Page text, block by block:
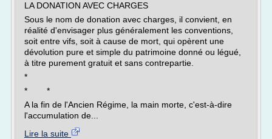
LA DONATION AVEC CHARGES
Sous le nom de donation avec charges, il convient, en
réalité d'envisager plus généralement les conventions,
soit entre vifs, soit à cause de mort, qui opèrent une
dévolution pure et simple du patrimoine donné ou légué,
à titre purement gratuit et sans contrepartie.
*
* *
A la fin de l'Ancien Régime, la main morte, c'est-à-dire
l'accumulation de...
Lire la suite